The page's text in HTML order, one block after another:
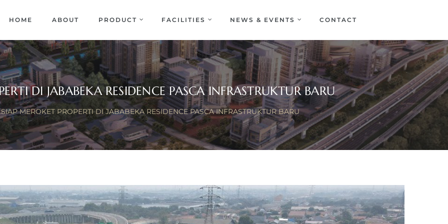
HOME ABOUT PRODUCT FACILITIES NEWS & EVENTS CONTACT
DI JABABEKA RESIDENCE PASCA INFRASTRUKTUR BARU
SIAP MEROKET PROPERTI DI JABABEKA RESIDENCE PASCA INFRASTRUKTUR BARU